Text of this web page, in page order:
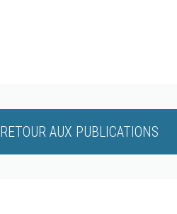
RETOUR AUX PUBLICATIONS